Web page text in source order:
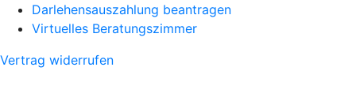
Darlehensauszahlung beantragen
Virtuelles Beratungszimmer
Vertrag widerrufen